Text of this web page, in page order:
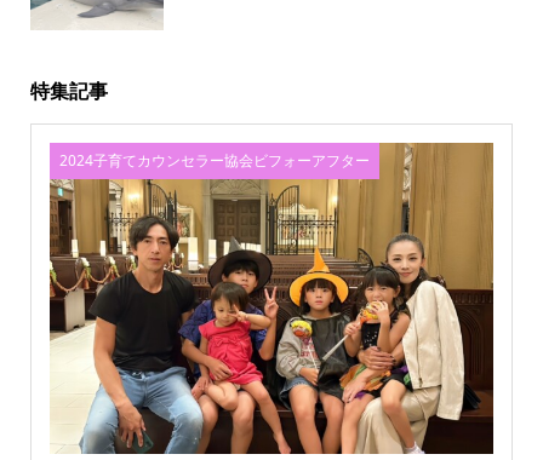
特集記事
2024子育てカウンセラー協会ビフォーアフター